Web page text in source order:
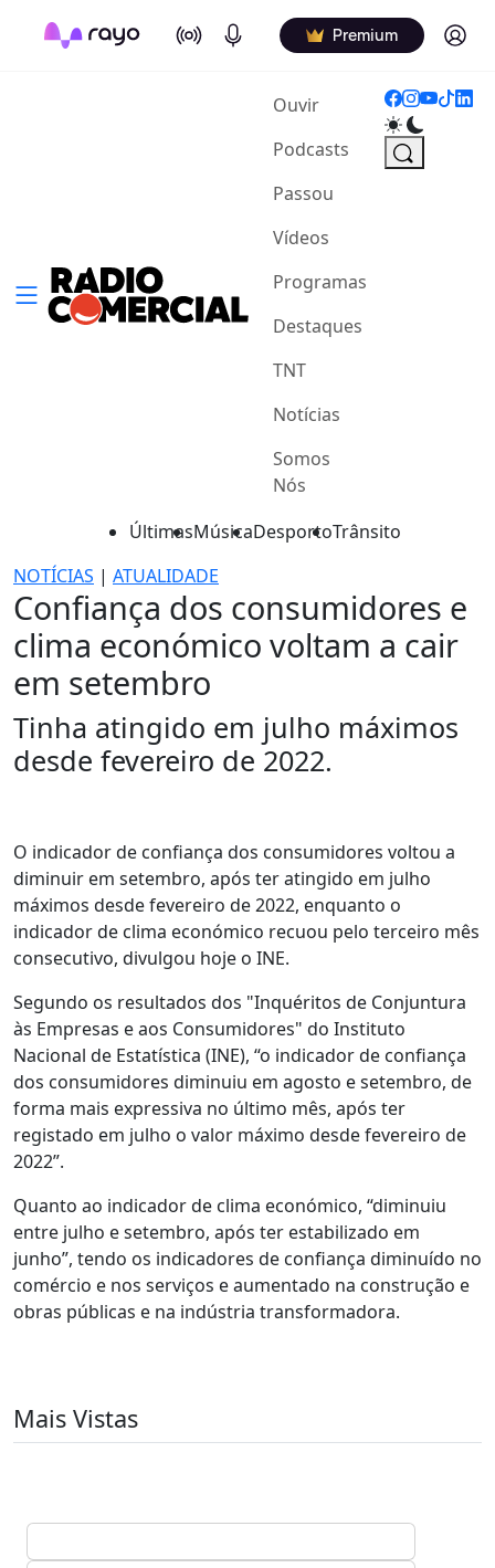
On Air Podcasts Premium Log in
Ouvir(current)
Podcasts
Passou
Vídeos
Programas
Destaques
TNT
Notícias
Somos
Nós
ÚltimasMúsicaDesportoTrânsito
NOTÍCIAS | ATUALIDADE
Confiança dos consumidores e
clima económico voltam a cair
em setembro
Tinha atingido em julho máximos
desde fevereiro de 2022.
O indicador de confiança dos consumidores voltou a
diminuir em setembro, após ter atingido em julho
máximos desde fevereiro de 2022, enquanto o
indicador de clima económico recuou pelo terceiro mês
consecutivo, divulgou hoje o INE.
Segundo os resultados dos "Inquéritos de Conjuntura
às Empresas e aos Consumidores" do Instituto
Nacional de Estatística (INE), “o indicador de confiança
dos consumidores diminuiu em agosto e setembro, de
forma mais expressiva no último mês, após ter
registado em julho o valor máximo desde fevereiro de
2022”.
Quanto ao indicador de clima económico, “diminuiu
entre julho e setembro, após ter estabilizado em
junho”, tendo os indicadores de confiança diminuído no
comércio e nos serviços e aumentado na construção e
obras públicas e na indústria transformadora.
Mais Vistas